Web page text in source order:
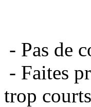
- Pas de
- Faites
trop